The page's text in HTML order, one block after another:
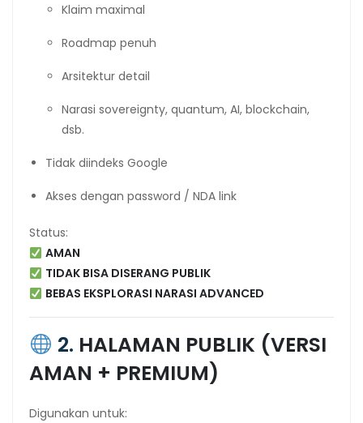
Klaim maximal
Roadmap penuh
Arsitektur detail
Narasi sovereignty, quantum, AI, blockchain,
dsb.
Tidak diindeks Google
Akses dengan password / NDA link
Status:
AMAN
TIDAK BISA DISERANG PUBLIK
BEBAS EKSPLORASI NARASI ADVANCED
2. HALAMAN PUBLIK (VERSI
AMAN + PREMIUM)
Digunakan untuk: